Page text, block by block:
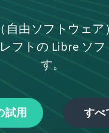
自由ソフトウェ
フトの Libre ソ
す。
試用 すべ